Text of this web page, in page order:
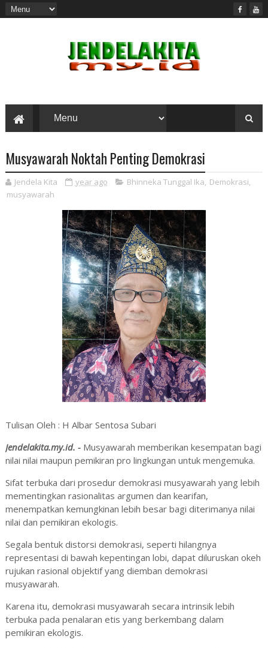
Musyawarah Noktah Penting Demokrasi
Jendela Kita year ago Bhinneka Tunggal Ika, Demokrasi,
musyawarah
Tulisan Oleh : H Albar Sentosa Subari
Jendelakita.my.id. -Musyawarah memberikan kesempatan bagi
nilai nilai maupun pemikiran pro lingkungan untuk mengemuka.
Sifat terbuka dari prosedur demokrasi musyawarah yang lebih
mementingkan rasionalitas argumen dan kearifan,
menempatkan kemungkinan lebih besar bagi diterimanya nilai
nilai dan pemikiran ekologis.
Segala bentuk distorsi demokrasi, seperti hilangnya
representasi di bawah kepentingan lobi, dapat diluruskan okeh
rujukan rasional objektif yang diemban demokrasi
musyawarah.
Karena itu, demokrasi musyawarah secara intrinsik lebih
terbuka pada penalaran etis yang berkembang dalam
pemikiran ekologis.